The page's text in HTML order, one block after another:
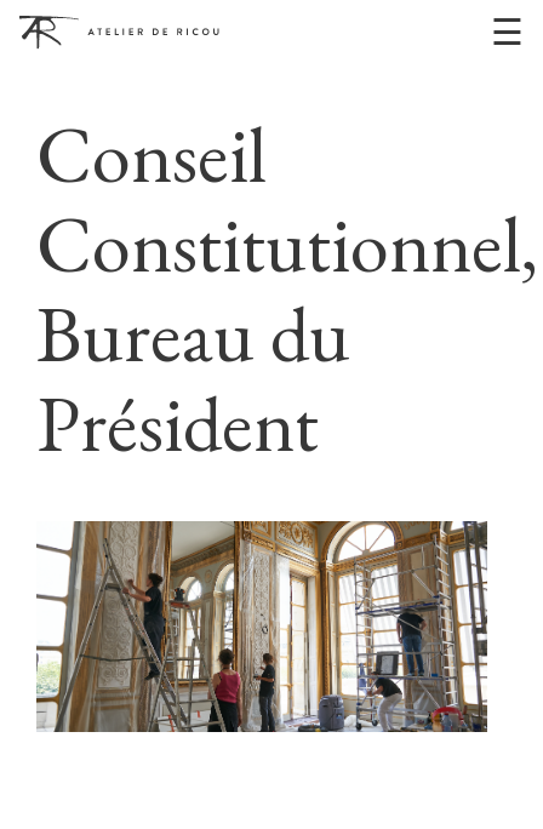
☰
Conseil
Constitutionnel,
Bureau du
Président